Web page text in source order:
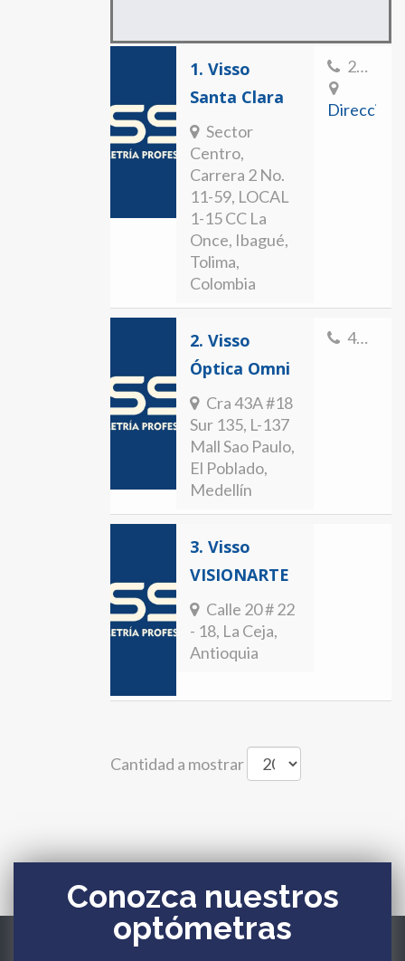
1. Visso
Santa Clara
Sector
Centro,
Carrera 2 No.
11-59, LOCAL
1-15 CC La
Once, Ibagué,
Tolima,
Colombia
2624296-2774503
2. Visso
Óptica Omni
Cra 43A #18
Sur 135, L-137
Mall Sao Paulo,
El Poblado,
Medellín
4797973
3. Visso
VISIONARTE
Calle 20 # 22
- 18, La Ceja,
Antioquia
Cantidad a mostrar
Conozca nuestros
optómetras